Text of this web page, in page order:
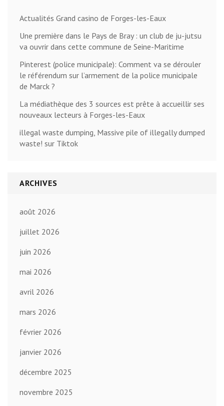
Actualités Grand casino de Forges-les-Eaux
Une première dans le Pays de Bray : un club de ju-jutsu
va ouvrir dans cette commune de Seine-Maritime
Pinterest (police municipale): Comment va se dérouler
le référendum sur l’armement de la police municipale
de Marck ?
La médiathèque des 3 sources est prête à accueillir ses
nouveaux lecteurs à Forges-les-Eaux
illegal waste dumping, Massive pile of illegally dumped
waste! sur Tiktok
ARCHIVES
août 2026
juillet 2026
juin 2026
mai 2026
avril 2026
mars 2026
février 2026
janvier 2026
décembre 2025
novembre 2025